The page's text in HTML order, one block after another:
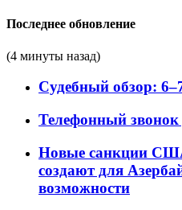
Последнее обновление
(4 минуты назад)
Судебный обзор:
Телефонный звонок
Новые санкции
создают для
возможности